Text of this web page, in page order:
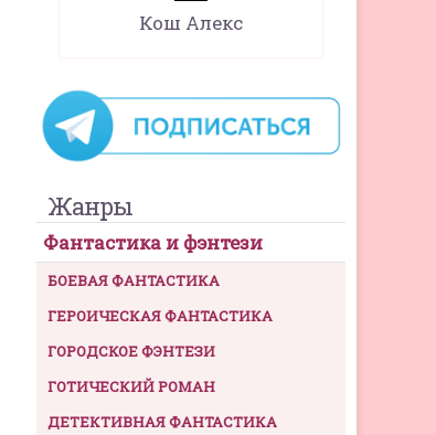
Кош Алекс
Жанры
Фантастика и фэнтези
БОЕВАЯ ФАНТАСТИКА
ГЕРОИЧЕСКАЯ ФАНТАСТИКА
ГОРОДСКОЕ ФЭНТЕЗИ
ГОТИЧЕСКИЙ РОМАН
ДЕТЕКТИВНАЯ ФАНТАСТИКА